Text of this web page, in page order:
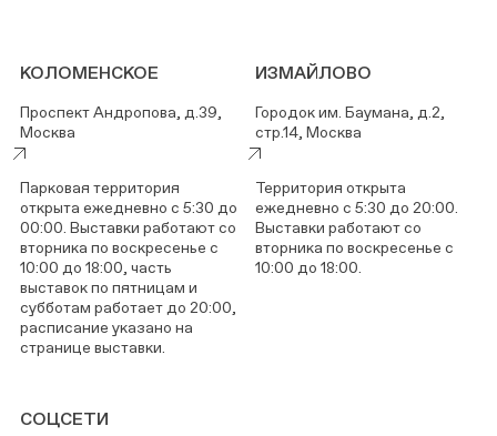
КОЛОМЕНСКОЕ
Проспект Андропова, д.39,
Москва
Парковая территория
открыта ежедневно с 5:30 до
00:00. Выставки работают со
вторника по воскресенье с
10:00 до 18:00, часть
выставок по пятницам и
субботам работает до 20:00,
расписание указано на
странице выставки.
ИЗМАЙЛОВО
Городок им. Баумана, д.2,
стр.14, Москва
Территория открыта
ежедневно с 5:30 до 20:00.
Выставки работают со
вторника по воскресенье с
10:00 до 18:00.
СОЦСЕТИ